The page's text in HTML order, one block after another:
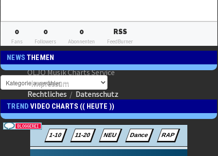
0
Fans
0
Followers
0
Abonnenten
RSS
FeedBurner
NEWSTHEMEN
TRENDVIDEO CHARTS (( HEUTE ))
OLJO Musik Charts Service
Impressum
Rechtliches / Datenschutz